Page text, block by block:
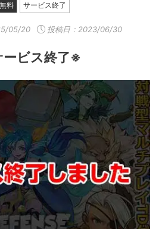
料 サービス終了
05/20 投稿日：2023/06/30
ビス終了※